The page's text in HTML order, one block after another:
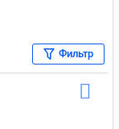
Фильтр